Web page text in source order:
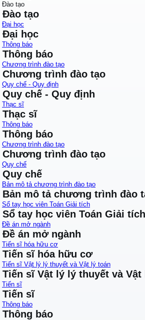
Đào tạo
Đào tạo
Đại học
Đại học
Thông báo
Thông báo
Chương trình đào tạo
Chương trình đào tạo
Quy chế - Quy định
Quy chế - Quy định
Thạc sĩ
Thạc sĩ
Thông báo
Thông báo
Chương trình đào tạo
Chương trình đào tạo
Quy chế
Quy chế
Bản mô tả chương trình đào tạo
Bản mô tả chương trình đào
Sổ tay học viên Toán Giải tích
Sổ tay học viên Toán Giải tích
Đề án mở ngành
Đề án mở ngành
Tiến sĩ hóa hữu cơ
Tiến sĩ hóa hữu cơ
Tiến sĩ Vật lý lý thuyết và Vật lý toán
Tiến sĩ Vật lý lý thuyết và Vật
Tiến sĩ
Tiến sĩ
Thông báo
Thông báo